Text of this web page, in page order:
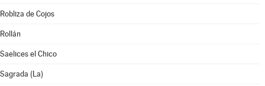
Robliza de Cojos
Rollán
Saelices el Chico
Sagrada (La)